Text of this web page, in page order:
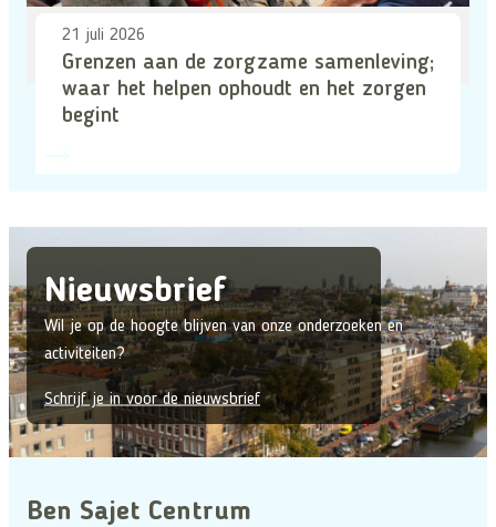
21 juli 2026
Grenzen aan de zorgzame samenleving;
waar het helpen ophoudt en het zorgen
begint
Nieuwsbrief
Wil je op de hoogte blijven van onze onderzoeken en
activiteiten?
Schrijf je in voor de nieuwsbrief
Ben Sajet Centrum